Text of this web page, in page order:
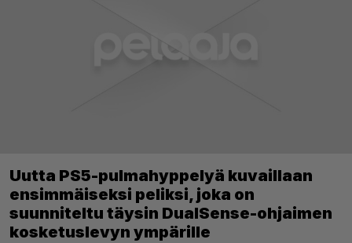
Uutta PS5-pulmahyppelyä kuvaillaan
ensimmäiseksi peliksi, joka on
suunniteltu täysin DualSense-ohjaimen
kosketuslevyn ympärille